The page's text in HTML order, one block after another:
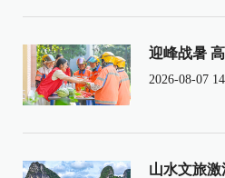
迎峰战暑
2026-08-07
山水文旅